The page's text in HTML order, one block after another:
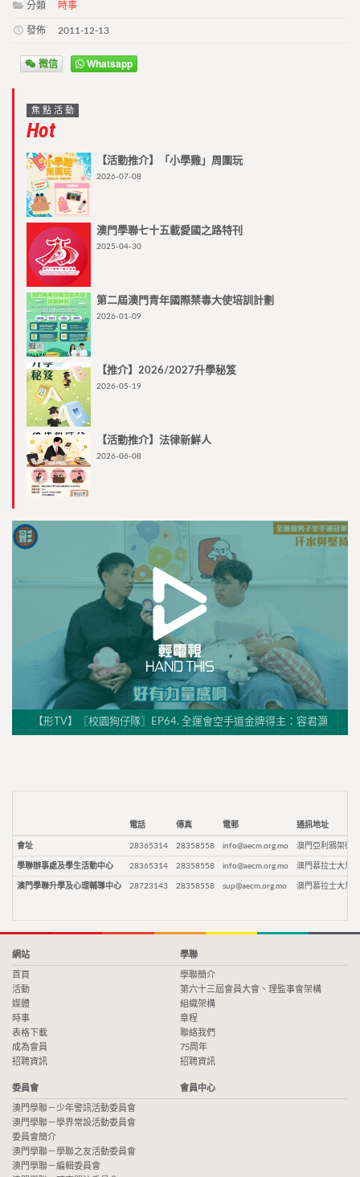
分類 時事
發佈 2011-12-13
微信 Whatsapp
焦點活動
Hot
【活動推介】「小學雞」周圍玩
2026-07-08
澳門學聯七十五載愛國之路特刊
2025-04-30
第二屆澳門青年國際禁毒大使培訓計劃
2026-01-09
【推介】2026/2027升學秘笈
2026-05-19
【活動推介】法律新鮮人
2026-06-08
【形TV】〖校園狗仔隊〗EP64. 全運會空手道金牌得主：容君灝
電話 傳真 電郵 通訊地址
會址 28365314 28358558 info@aecm.org.mo 澳門亞利鴉架街9
學聯辦事處及學生活動中心 28365314 28358558 info@aecm.org.mo 澳門慕拉士大馬
澳門學聯升學及心理輔導中心 28723143 28358558 sup@aecm.org.mo 澳門慕拉士大馬
網站
首頁
活動
媒體
時事
表格下載
成為會員
招聘資訊
學聯
學聯簡介
第六十三屆會員大會、理監事會架構
組織架構
章程
聯絡我們
75周年
招聘資訊
委員會
澳門學聯－少年警訊活動委員會
澳門學聯－學界常設活動委員會
委員會簡介
澳門學聯－學聯之友活動委員會
澳門學聯－編輯委員會
會員中心